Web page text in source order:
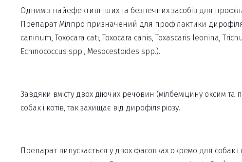
Одним з найефективніших та безпечних засобів для
Препарат Мілпро призначений для профілактики
caninum, Toxocara cati, Toxocara canis, Toxascaris leonina,
Echinococcus spp., Mesocestoides spp.).
Завдяки вмісту двох діючих речовин (мілбеміцину оксим
собак і котів, так захищає від дирофіляріозу.
Препарат випускається у двох фасовках окремо для собак